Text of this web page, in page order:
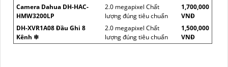
Camera Dahua DH-HAC-
HMW3200LP
2.0 megapixel Chất
lượng đúng tiêu chuẩn
1,700,000
VNĐ
DH-XVR1A08 Đầu Ghi 8
Kênh ❇
2.0 megapixel Chất
lượng đúng tiêu chuẩn
1,500,000
VNĐ